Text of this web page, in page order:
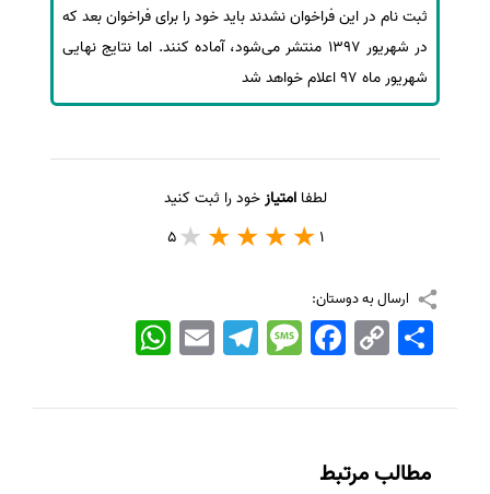
ثبت نام در این فراخوان نشدند باید خود را برای فراخوان بعد که
در شهریور 1397 منتشر می‌شود، آماده کنند. اما نتایج نهایی
شهریور ماه 97 اعلام خواهد شد
لطفاامتیازخود را ثبت کنید
1
5
ارسال به دوستان:
WhatsApp EmailTelegramMessageFacebook Copy
Link
اشتراک
مطالب مرتبط